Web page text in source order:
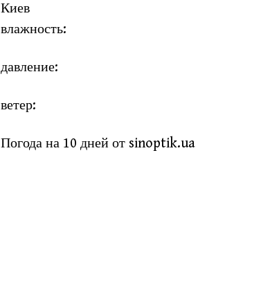
Киев
влажность:
давление:
ветер:
Погода на 10 дней от sinoptik.ua